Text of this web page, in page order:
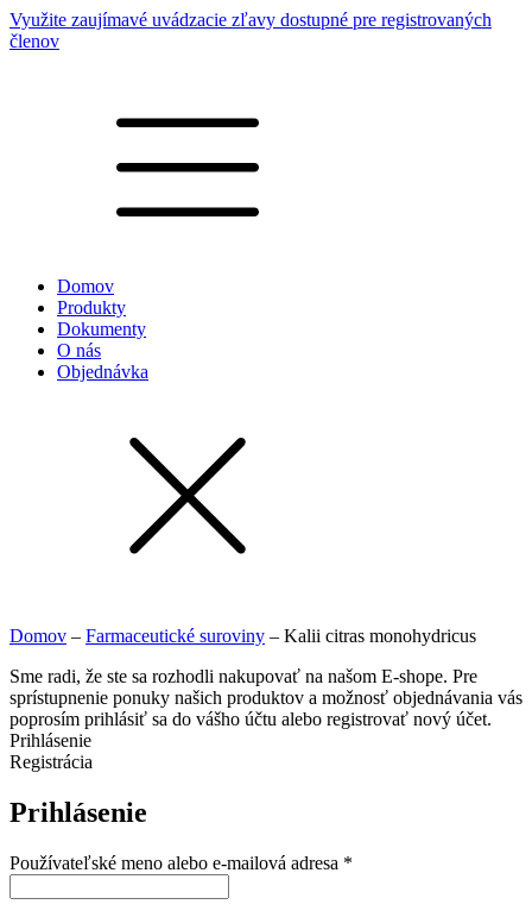
Využite zaujímavé uvádzacie zľavy dostupné pre registrovaných
členov
Domov
Produkty
Dokumenty
O nás
Objednávka
Domov – Farmaceutické suroviny – Kalii citras monohydricus
Sme radi, že ste sa rozhodli nakupovať na našom E-shope. Pre
sprístupnenie ponuky našich produktov a možnosť objednávania vás
poprosím prihlásiť sa do vášho účtu alebo registrovať nový účet.
Prihlásenie
Registrácia
Prihlásenie
Používateľské meno alebo e-mailová adresa *